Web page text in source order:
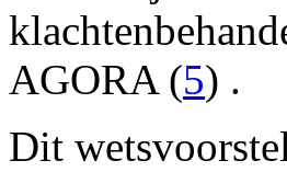
AGORA (5) .
Dit